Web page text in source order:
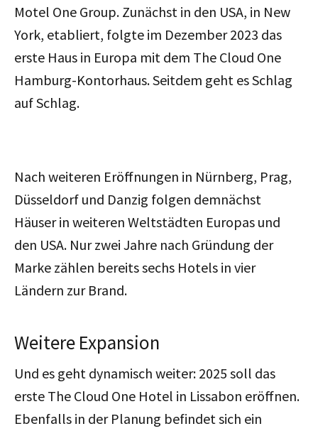
Motel One Group. Zunächst in den USA, in New
York, etabliert, folgte im Dezember 2023 das
erste Haus in Europa mit dem The Cloud One
Hamburg-Kontorhaus. Seitdem geht es Schlag
auf Schlag.
Nach weiteren Eröffnungen in Nürnberg, Prag,
Düsseldorf und Danzig folgen demnächst
Häuser in weiteren Weltstädten Europas und
den USA. Nur zwei Jahre nach Gründung der
Marke zählen bereits sechs Hotels in vier
Ländern zur Brand.
Weitere Expansion
Und es geht dynamisch weiter: 2025 soll das
erste The Cloud One Hotel in Lissabon eröffnen.
Ebenfalls in der Planung befindet sich ein